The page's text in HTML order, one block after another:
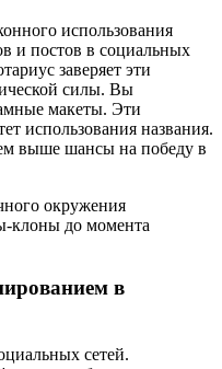
использования
и постов в социальных
заверяет эти
силы. Вы
макеты. Эти
использования названия.
выше шансы на победу в
окружения
клоны до момента
в
сетей.